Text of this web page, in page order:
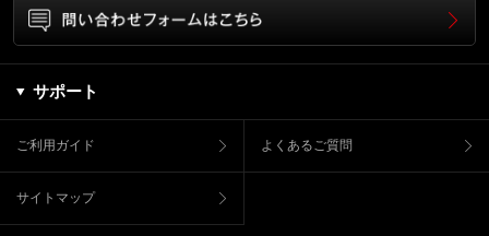
サポート
ご利用ガイド よくあるご質問
サイトマップ